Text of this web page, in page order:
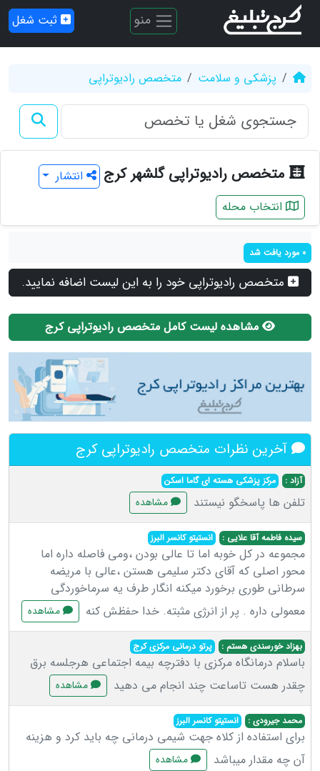
منو ثبت شغل
پزشکی و سلامت متخصص رادیوتراپی
متخصص رادیوتراپی گلشهر کرج
انتشار
انتخاب محله
0 مورد یافت شد
متخصص رادیوتراپی خود را به این لیست اضافه نمایید.
مشاهده لیست کامل متخصص رادیوتراپی کرج
آخرین نظرات متخصص رادیوتراپی کرج
آزاد : مرکز پزشکی هسته ای گاما اسکن
تلفن ها پاسخگو نیستند مشاهده
سیده فاطمه آقا علایی : انستیتو کانسر البرز
مجموعه در کل خوبه اما تا عالی بودن ،ومی فاصله داره اما
محور اصلی که آقای دکتر سلیمی هستن ،عالی با مریضه
سرطانی طوری برخورد میکنه انگار طرف یه سرماخوردگی
معمولی داره . پر از انرژی مثبته. خدا حفظش کنه
مشاهده
بهزاد خورسندی هستم : پرتو درمانی مرکزی کرج
باسلام درمانگاه مرکزی با دفترچه بیمه اجتماعی هرجلسه برق
چقدر هست تاساعت چند انجام می دهید
مشاهده
محمد جیرودی : انستیتو کانسر البرز
برای استفاده از کلاه جهت شیمی درمانی چه باید کرد و هزینه
آن چه مقدار میباشد
مشاهده